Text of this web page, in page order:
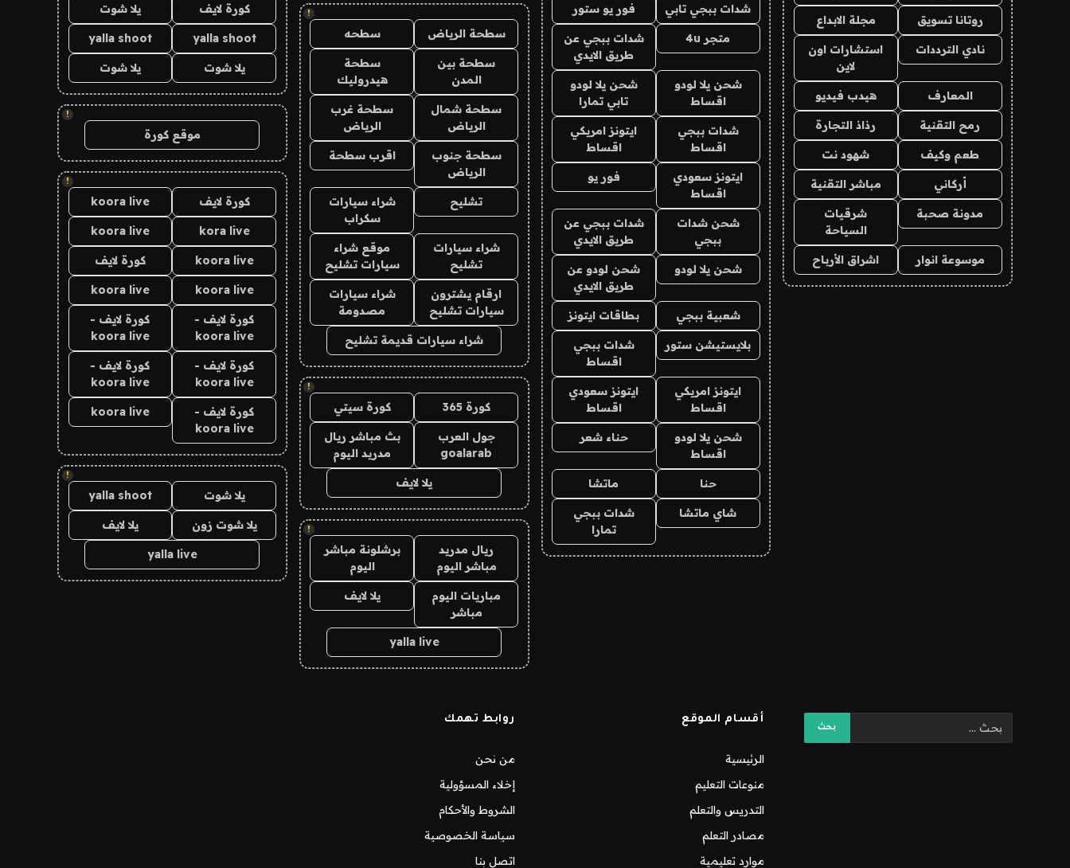
روتانا تسويق مجلة الابداع
نادي الترددات
استشارات اون
لاين
المعارف هيدب فيديو
رمح التقنية رذاذ التجارة
طعم وكيف شهود نت
أركاني مباشر التقنية
مدونة صحبة
شرقيات
السياحة
موسوعة انوار اشراق الأرباح
شدات ببجي تابي فور يو ستور
متجر 4u
شدات ببجي عن
طريق الايدي
شحن يلا لودو
اقساط
شحن يلا لودو
تابي تمارا
شدات ببجي
اقساط
ايتونز امريكي
اقساط
ايتونز سعودي
اقساط
فور يو
شحن شدات
ببجي
شدات ببجي عن
طريق الايدي
شحن يلا لودو
شحن لودو عن
طريق الايدي
شعبية ببجي بطاقات ايتونز
بلايستيشن ستور
شدات ببجي
اقساط
ايتونز امريكي
اقساط
ايتونز سعودي
اقساط
شحن يلا لودو
اقساط
حناء شعر
حنا ماتشا
شاي ماتشا
شدات ببجي
تمارا
!
سطحة الرياض سطحه
سطحة بين
المدن
سطحة
هيدروليك
سطحة شمال
الرياض
سطحة غرب
الرياض
سطحة جنوب
الرياض
اقرب سطحة
تشليح
شراء سيارات
سكراب
شراء سيارات
تشليح
موقع شراء
سيارات تشليح
ارقام يشترون
سيارات تشليح
شراء سيارات
مصدومة
شراء سيارات قديمة تشليح
!
كورة 365 كورة سيتي
جول العرب
goalarab
بث مباشر ريال
مدريد اليوم
يلا لايف
!
ريال مدريد
مباشر اليوم
برشلونة مباشر
اليوم
مباريات اليوم
مباشر
يلا لايف
yalla live
كورة لايف يلا شوت
yalla shoot
yalla shoot
يلا شوت يلا شوت
!
موقع كورة
!
كورة لايف koora live
kora live
koora live
koora live كورة لايف
koora live
koora live
كورة لايف -
koora live
كورة لايف -
koora live
كورة لايف -
koora live
كورة لايف -
koora live
كورة لايف -
koora live
koora live
!
يلا شوت yalla shoot
يلا شوت زون يلا لايف
yalla live
أقسام الموقع
الرئيسية
منوعات التعليم
التدريس والتعلم
مصادر التعلم
موارد تعليمية
روابط تهمك
من نحن
إخلاء المسؤولية
الشروط والأحكام
سياسة الخصوصية
اتصل بنا